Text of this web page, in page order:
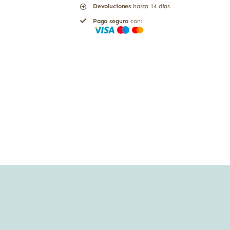
Devoluciones hasta 14 días
Pago seguro con: